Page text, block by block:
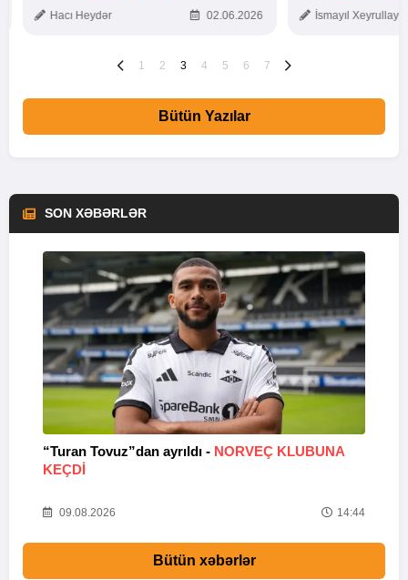
Hacı Heydər 02.06.2026 İsmayıl
1 2 3 4 5 6 7
Bütün Yazılar
SON XƏBƏRLƏR
“Turan Tovuz”dan ayrıldı - NORVEÇ KLUBUNA
KEÇDİ
09.08.2026 14:44
Bütün xəbərlər